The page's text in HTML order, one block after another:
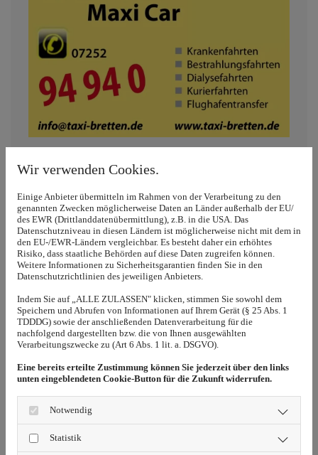
07252 94940
Taxi Oberderdingen
Wir verwenden Cookies.
Einige Anbieter übermitteln im Rahmen von der Verarbeitung zu den
genannten Zwecken möglicherweise Daten an Länder außerhalb der EU/
des EWR (Drittlanddatenübermittlung), z.B. in die USA. Das
Datenschutzniveau in diesen Ländern ist möglicherweise nicht mit dem in
den EU-/EWR-Ländern vergleichbar. Es besteht daher ein erhöhtes
Risiko, dass staatliche Behörden auf diese Daten zugreifen können.
Weitere Informationen zu Sicherheitsgarantien finden Sie in den
Datenschutzrichtlinien des jeweiligen Anbieters.
Indem Sie auf „ALLE ZULASSEN" klicken, stimmen Sie sowohl dem
Speichern und Abrufen von Informationen auf Ihrem Gerät (§ 25 Abs. 1
TDDDG) sowie der anschließenden Datenverarbeitung für die
nachfolgend dargestellten bzw. die von Ihnen ausgewählten
Verarbeitungszwecke zu (Art 6 Abs. 1 lit. a. DSGVO).
Eine bereits erteilte Zustimmung können Sie jederzeit über den links
unten eingeblendeten Cookie-Button für die Zukunft widerrufen.
Notwendig
Statistik